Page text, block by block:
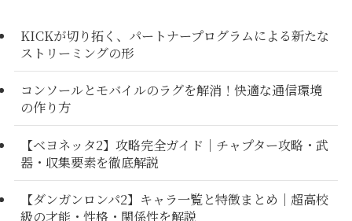
KICKが切り拓く、パートナープログラムによる新たな
ストリーミングの形
コンソールとモバイルのラグを解消！快適な通信環境
の作り方
【ベヨネッタ2】攻略完全ガイド｜チャプター攻略・武
器・収集要素を徹底解説
【ダンガンロンパ2】キャラ一覧と特徴まとめ｜超高校
級の才能・性格・関係性を解説